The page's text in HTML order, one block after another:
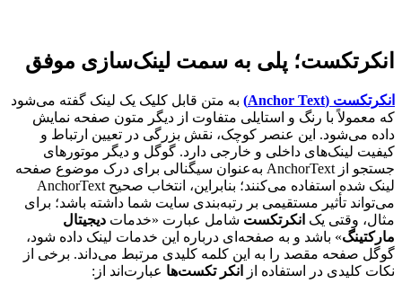
انکرتکست؛ پلی به سمت لینک‌سازی موفق
انکرتکست (Anchor Text)
به متن قابل کلیک یک لینک گفته می‌شود
که معمولاً با رنگ و استایلی متفاوت از دیگر متون صفحه نمایش
داده می‌شود. این عنصر کوچک، نقش بزرگی در تعیین ارتباط و
کیفیت لینک‌های داخلی و خارجی دارد. گوگل و دیگر موتورهای
جستجو از AnchorText به‌عنوان سیگنالی برای درک موضوع صفحه
لینک شده استفاده می‌کنند؛ بنابراین، انتخاب صحیح AnchorText
می‌تواند تأثیر مستقیمی بر رتبه‌بندی سایت شما داشته باشد؛ برای
مثال، وقتی یک انکرتکست شامل عبارت «خدمات دیجیتال
مارکتینگ» باشد و به صفحه‌ای درباره این خدمات لینک داده شود،
گوگل صفحه مقصد را به این کلمه کلیدی مرتبط می‌داند. برخی از
نکات کلیدی در استفاده از
انکر تکست‌ها عبارت‌اند از: